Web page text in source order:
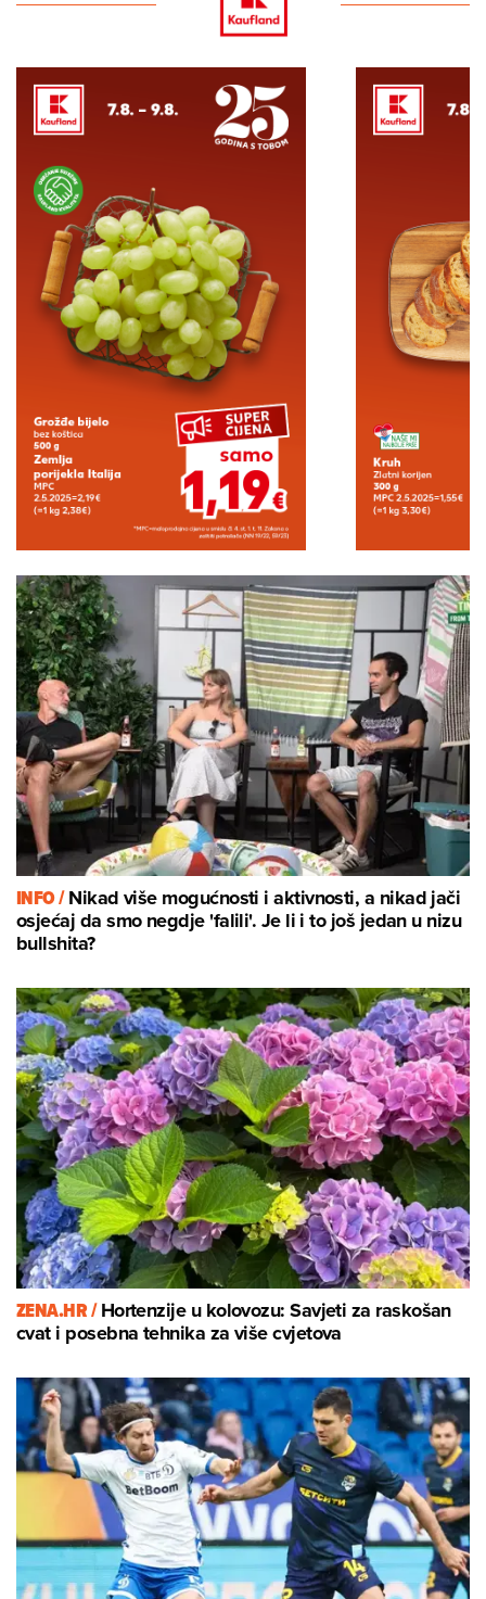
INFO /Nikad više mogućnosti i aktivnosti, a nikad jači
osjećaj da smo negdje 'falili'. Je li i to još jedan u nizu
bullshita?
ZENA.HR /Hortenzije u kolovozu: Savjeti za raskošan
cvat i posebna tehnika za više cvjetova